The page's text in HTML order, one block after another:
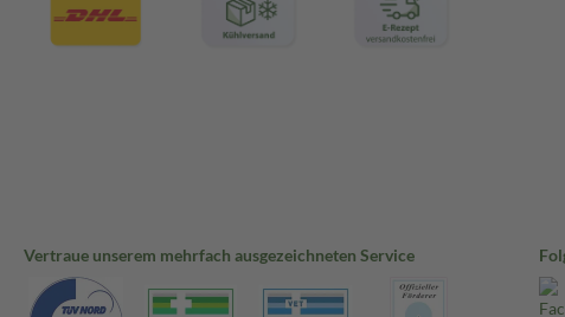
Vertraue unserem mehrfach ausgezeichneten Service